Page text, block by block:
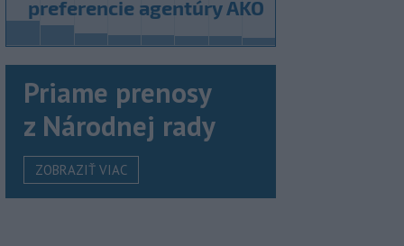
Priame prenosy
z Národnej rady
ZOBRAZIŤ VIAC